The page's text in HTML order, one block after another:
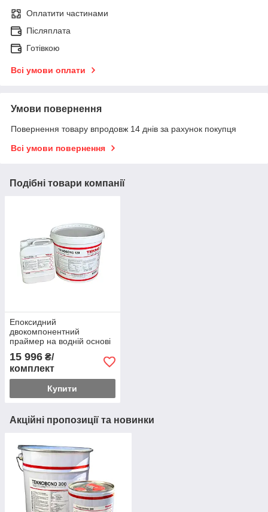
Оплатити частинами
Післяплата
Готівкою
Всі умови оплати
Умови повернення
Повернення товару впродовж 14 днів за рахунок покупця
Всі умови повернення
Подібні товари компанії
Епоксидний
двокомпонентний
праймер на водній основі
15 996 ₴/
комплект
Купити
Акційні пропозиції та новинки